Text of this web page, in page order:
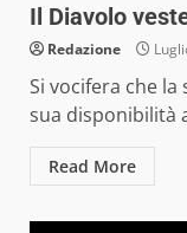
Il Diavolo
Redazione
Si vocifera che
sua disponibilità
Read More